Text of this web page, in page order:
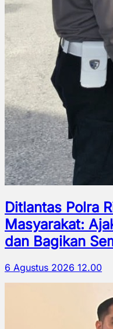
Ditlantas Polra
Masyarakat:
dan Bagikan
6 Agustus 2026 12.00